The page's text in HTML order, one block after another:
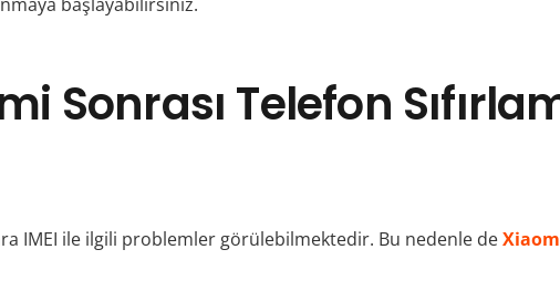
Sonrası Telefon
IMEI ile ilgili problemler görülebilmektedir. Bu nedenle de